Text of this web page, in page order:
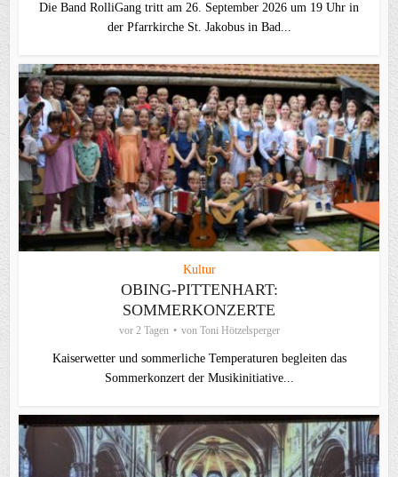
Die Band RolliGang tritt am 26. September 2026 um 19 Uhr in
der Pfarrkirche St. Jakobus in Bad...
Kultur
OBING-PITTENHART:
SOMMERKONZERTE
vor 2 Tagen von Toni Hötzelsperger
Kaiserwetter und sommerliche Temperaturen begleiten das
Sommerkonzert der Musikinitiative...